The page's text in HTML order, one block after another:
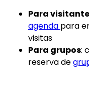
Para
agenda para
visitas
Para grupos:
reserva de